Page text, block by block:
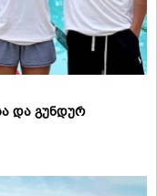
და გუნდურ